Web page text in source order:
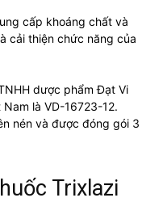
cấp khoáng chất và
cải thiện chức năng của
dược phẩm Đạt Vi
là VD-16723-12.
nén và được đóng gói 3
Trixlazi